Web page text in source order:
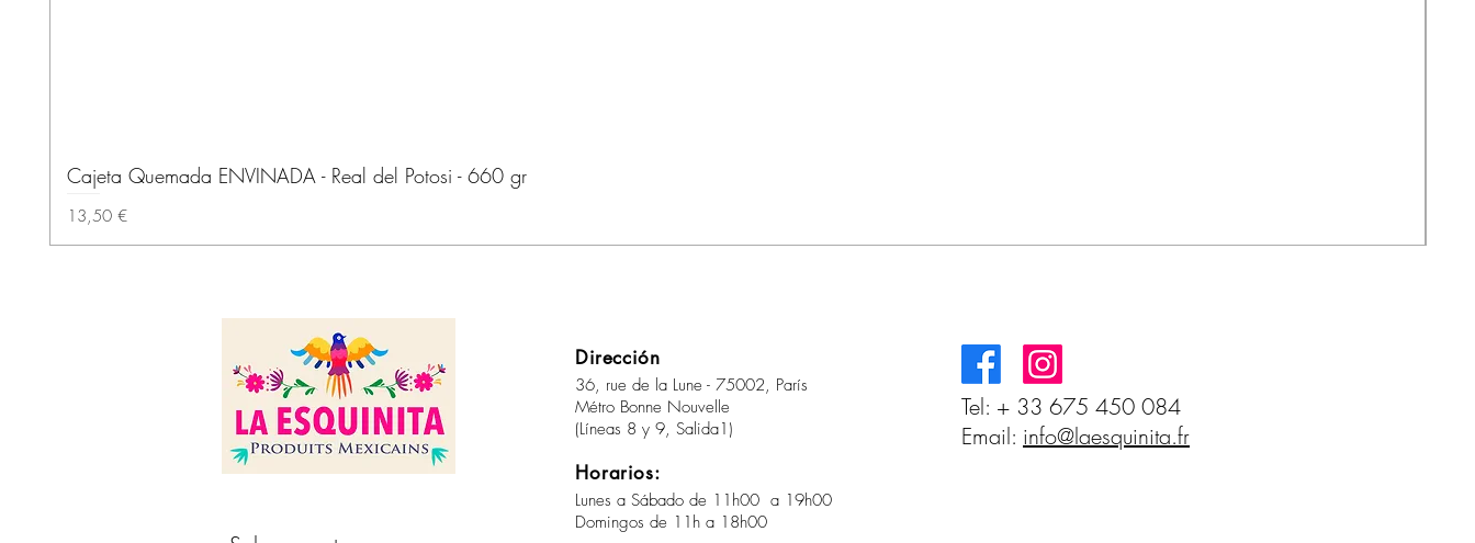
Cajeta Quemada ENVINADA - Real del Potosi - 660 gr
Precio
13,50 €
Dirección
36, rue de la Lune - 75002, París
Métro Bonne Nouvelle
(Líneas 8 y 9, Salida1)
Horarios:
Lunes a Sábado de 11h00 a 19h00
Domingos de 11h a 18h00
Tel: + 33 675 450 084
Email: info@laesquinita.fr